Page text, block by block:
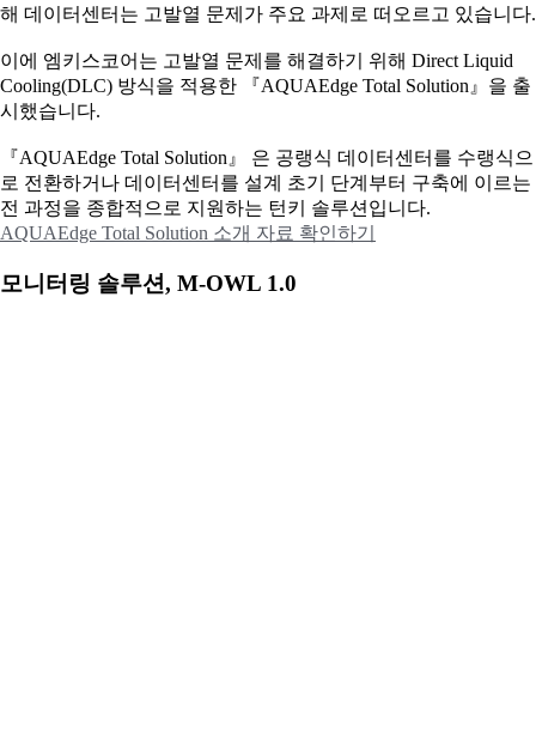
해 데이터센터는 고발열 문제가 주요 과제로 떠오르고 있습니다.
이에 엠키스코어는 고발열 문제를 해결하기 위해 Direct Liquid
Cooling(DLC) 방식을 적용한 『AQUAEdge Total Solution』을 출
시했습니다.
『AQUAEdge Total Solution』 은 공랭식 데이터센터를 수랭식으
로 전환하거나 데이터센터를 설계 초기 단계부터 구축에 이르는
전 과정을 종합적으로 지원하는 턴키 솔루션입니다.
AQUAEdge Total Solution 소개 자료 확인하기
모니터링 솔루션, M-OWL 1.0